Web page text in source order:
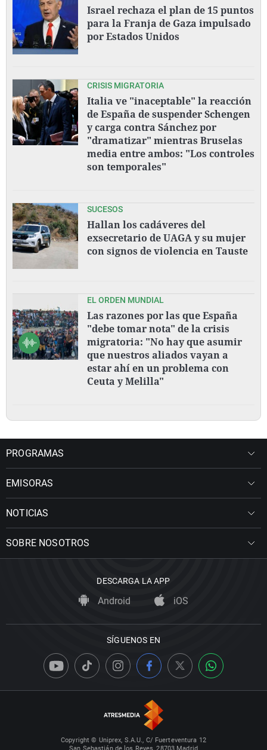
Israel rechaza el plan de 15 puntos
para la Franja de Gaza impulsado
por Estados Unidos
CRISIS MIGRATORIA
Italia ve "inaceptable" la reacción
de España de suspender Schengen
y carga contra Sánchez por
"dramatizar" mientras Bruselas
media entre ambos: "Los controles
son temporales"
SUCESOS
Hallan los cadáveres del
exsecretario de UAGA y su mujer
con signos de violencia en Tauste
EL ORDEN MUNDIAL
Las razones por las que España
"debe tomar nota" de la crisis
migratoria: "No hay que asumir
que nuestros aliados vayan a
estar ahí en un problema con
Ceuta y Melilla"
PROGRAMAS
EMISORAS
NOTICIAS
SOBRE NOSOTROS
DESCARGA LA APP
Android iOS
SÍGUENOS EN
Copyright © Uniprex, S.A.U., C/ Fuerteventura 12
San Sebastián de los Reyes, 28703 Madrid